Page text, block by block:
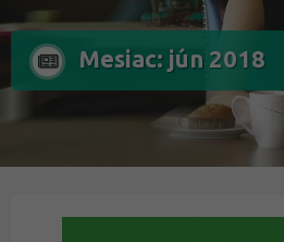
Mesiac: jún 2018